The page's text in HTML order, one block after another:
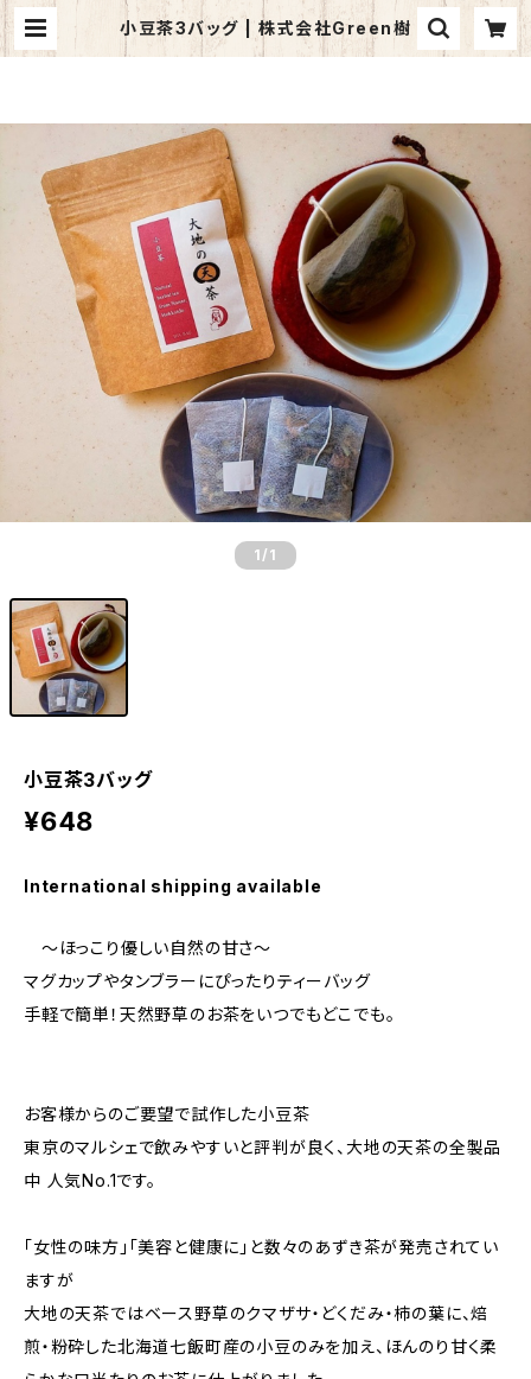
小豆茶3バッグ | 株式会社Green樹
1 /1
小豆茶3バッグ
¥648
International shipping available
～ほっこり優しい自然の甘さ～
マグカップやタンブラーにぴったりティーバッグ
手軽で簡単！天然野草のお茶をいつでもどこでも。
お客様からのご要望で試作した小豆茶
東京のマルシェで飲みやすいと評判が良く、大地の天茶の全製品
中 人気No.1です。
「女性の味方」「美容と健康に」と数々のあずき茶が発売されてい
ますが
大地の天茶ではベース野草のクマザサ・どくだみ・柿の葉に、焙
煎・粉砕した北海道七飯町産の小豆のみを加え、ほんのり甘く柔